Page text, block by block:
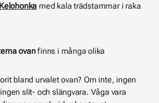
Kelohonka med kala trädstammar i raka
ovanfinns i många olika
bland urvalet ovan? Om inte, ingen
slit- och slängvara. Våga vara